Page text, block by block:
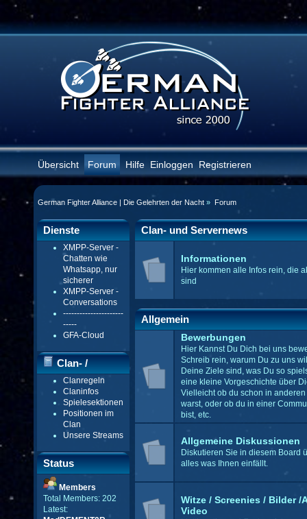
Übersicht Forum Hilfe Einloggen Registrieren
German Fighter Alliance | Die Gelehrten der Nacht » Forum
Dienste
XMPP-Server -
Chatten wie
Whatsapp, nur
sicherer
XMPP-Server -
Conversations
----------------------
-----
GFA-Cloud
Clan- /
Gildenmenü
Clanregeln
Claninfos
Spielesektionen
Positionen im
Clan
Unsere Streams
Status
Members
Total Members: 202
Latest:
Clan- und Servernews
Informationen
Hier kommen alle Infos rein, die
sind
Allgemein
Bewerbungen
Hier Kannst Du Dich bei uns
Schreib rein, warum Du zu uns
Deine Ziele sind, was Du so
eine kleine Vorgeschichte über
Vielleicht ob du schon in
warst, oder ob du in einer
bist, etc.
Allgemeine Diskussionen
Diskutieren Sie in diesem Board
alles was Ihnen einfällt.
Witze / Screenies / Bilder /
Video